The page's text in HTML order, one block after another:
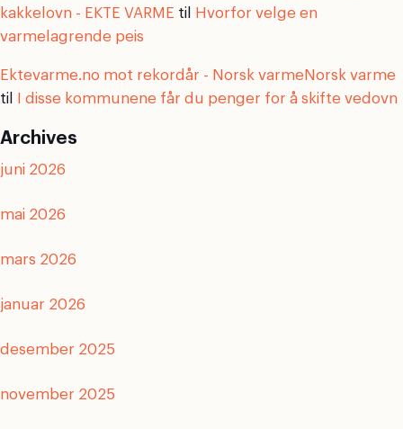
kakkelovn - EKTE VARME til
Hvorfor velge en
varmelagrende peis
Ektevarme.no mot rekordår - Norsk varmeNorsk varme
til
I disse kommunene får du penger for å skifte vedovn
Archives
juni 2026
mai 2026
mars 2026
januar 2026
desember 2025
november 2025